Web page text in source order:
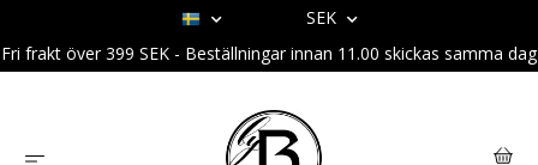
SEK
Fri frakt över 399 SEK - Beställningar innan 11.00 skickas samma dag